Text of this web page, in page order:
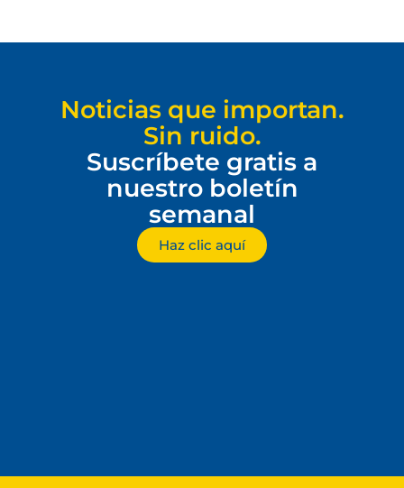
Noticias que importan.
Sin ruido.
Suscríbete gratis a
nuestro boletín
semanal
Haz clic aquí